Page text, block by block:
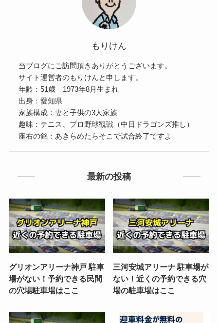
もりけん
当ブログにご訪問頂きありがとうございます。
サイト運営者のもりけんと申します。
年齢：51歳 1973年8月生まれ
出身：愛知県
家族構成：妻と子供の3人家族
趣味：テニス、プロ野球観戦（中日ドラゴンズ推し）
座右の銘：あきらめたらそこで試合終了ですよ
最新の投稿
グリオンアリーナ神戸 駐車
場がない！予約できる民間
の穴場駐車場はここ
三河安城アリーナ 駐車場が
ない！近くの予約できる穴
場の駐車場はここ